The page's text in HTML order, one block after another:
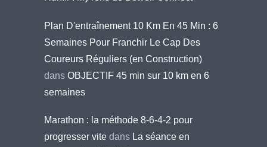
Plan D'entraînement 10 Km En 45 Min : 6
Semaines Pour Franchir Le Cap Des
Coureurs Réguliers (en Construction)
dans OBJECTIF 45 min sur 10 km en 6
semaines
Marathon : la méthode 8-6-4-2 pour
progresser vite dans La séance en